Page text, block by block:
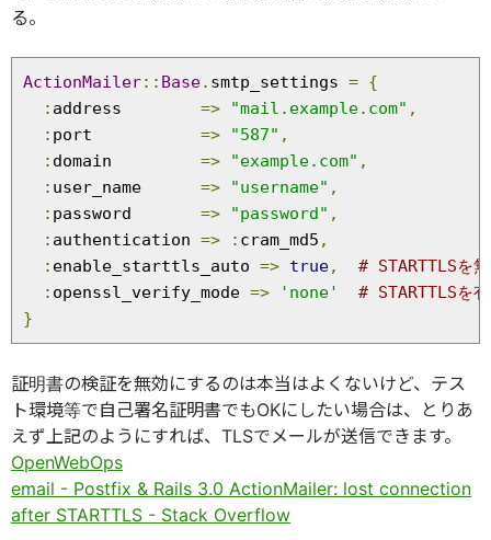
る。
ActionMailer:: Base. smtp_settings = {
: address => "mail.example.com" ,
: port => "587" ,
: domain => "example.com" ,
: user_name => "username" ,
: password => "password" ,
: authentication => : cram_md5 ,
: enable_starttls_auto => true,
# STARTTLSを
: openssl_verify_mode => 'none'
# STARTTLSを
}
証明書の検証を無効にするのは本当はよくないけど、テス
ト環境等で自己署名証明書でもOKにしたい場合は、とりあ
えず上記のようにすれば、TLSでメールが送信できます。
OpenWebOps
email - Postfix & Rails 3.0 ActionMailer: lost connection
after STARTTLS - Stack Overflow